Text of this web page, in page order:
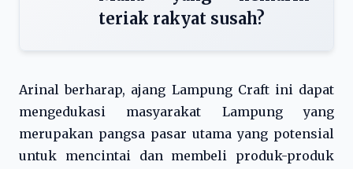
teriak rakyat susah?
Arinal berharap, ajang Lampung Craft ini dapat
mengedukasi masyarakat Lampung yang
merupakan pangsa pasar utama yang potensial
untuk mencintai dan membeli produk-produk